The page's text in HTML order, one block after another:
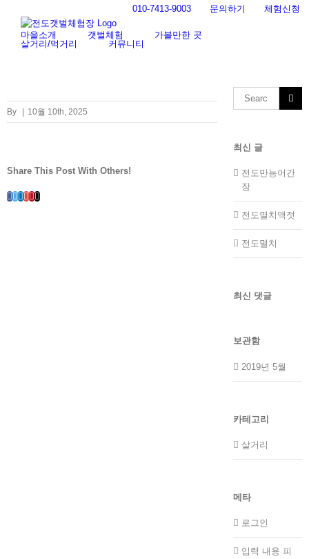
content
010-7413-9003 문의하기 체험신청
마을소개 갯벌체험
가볼만한 곳
살거리/먹거리
커뮤니티
By 10월 10th, 2025
Share This Post With Others!
Facebook
Twitter
LinkedIn
Whatsapp
Google+
Pinterest
Email
Search
for:
최신 글
전도만능어간
장
전도멸치액젓
전도멸치
최신 댓글
보관함
2019년 5월
카테고리
살거리
메타
로그인
입력 내용 피